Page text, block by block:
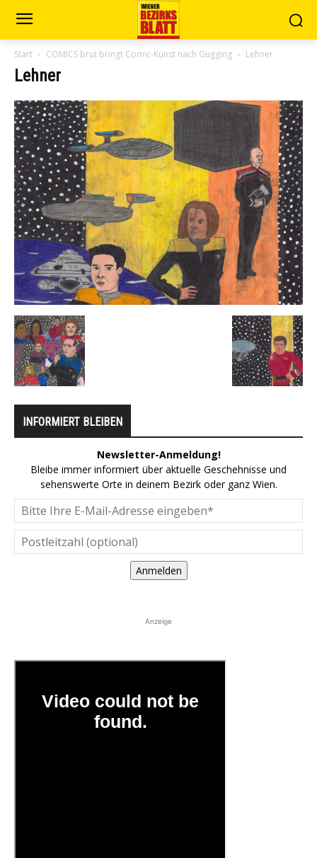
Start COMICS brut bringt Comic-Kunst nach Gugging Lehner
Lehner
INFORMIERT BLEIBEN
Newsletter-Anmeldung!
Bleibe immer informiert über aktuelle Geschehnisse und
sehenswerte Orte in deinem Bezirk oder ganz Wien.
Anmelden
Anzeige